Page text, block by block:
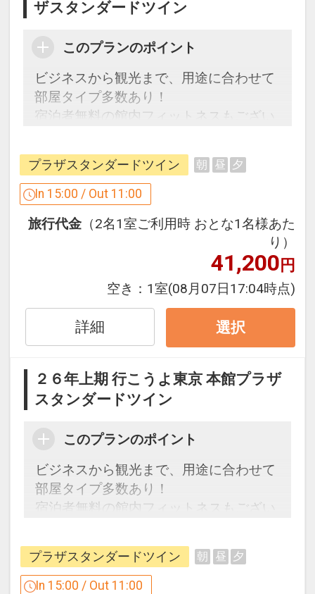
ザスタンダードツイン
このプランのポイント
ビジネスから観光まで、用途に合わせて
部屋タイプ多数あり！
宿泊者無料の館内フィットネスもござい
い
【連泊するとお得】連泊割引がございま
連泊の場合、
※宿泊期間中すべての日において人数・
氏名・客室タイプ・食事条件・プラン同
一であることが割引適用の条件となりま
※割引適用後のご旅行代金は、カレンダ
ーからお進みいただいた後表示される
さい。
ここがポイント！
☆朝食付プランでご予約の方は、添い寝
※洋定食・和定食はご利用いただけませ
ん。
プラザスタンダードツイン 朝 昼 夕
In 15:00 / Out 11:00
旅行代金 （2名1室ご利用時 おとな1名様あた
り）
41,200円
空き： 1室(08月07日17:04時点)
詳細 選択
２６年上期 行こうよ東京 本館プラザ
スタンダードツイン
このプランのポイント
ビジネスから観光まで、用途に合わせて
部屋タイプ多数あり！
宿泊者無料の館内フィットネスもござい
い
【連泊するとお得】連泊割引がございま
プラザスタンダードツイン 朝 昼 夕
In 15:00 / Out 11:00